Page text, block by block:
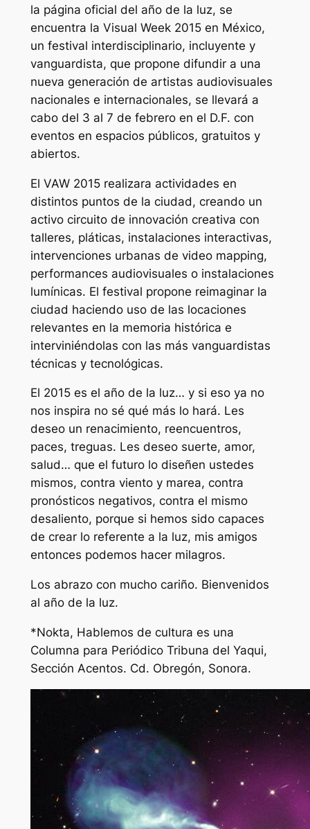
la página oficial del año de la luz, se
encuentra la Visual Week 2015 en México,
un festival interdisciplinario, incluyente y
vanguardista, que propone difundir a una
nueva generación de artistas audiovisuales
nacionales e internacionales, se llevará a
cabo del 3 al 7 de febrero en el D.F. con
eventos en espacios públicos, gratuitos y
abiertos.
El VAW 2015 realizara actividades en
distintos puntos de la ciudad, creando un
activo circuito de innovación creativa con
talleres, pláticas, instalaciones interactivas,
intervenciones urbanas de video mapping,
performances audiovisuales o instalaciones
lumínicas. El festival propone reimaginar la
ciudad haciendo uso de las locaciones
relevantes en la memoria histórica e
interviniéndolas con las más vanguardistas
técnicas y tecnológicas.
El 2015 es el año de la luz… y si eso ya no
nos inspira no sé qué más lo hará. Les
deseo un renacimiento, reencuentros,
paces, treguas. Les deseo suerte, amor,
salud… que el futuro lo diseñen ustedes
mismos, contra viento y marea, contra
pronósticos negativos, contra el mismo
desaliento, porque si hemos sido capaces
de crear lo referente a la luz, mis amigos
entonces podemos hacer milagros.
Los abrazo con mucho cariño. Bienvenidos
al año de la luz.
*Nokta, Hablemos de cultura es una
Columna para Periódico Tribuna del Yaqui,
Sección Acentos. Cd. Obregón, Sonora.